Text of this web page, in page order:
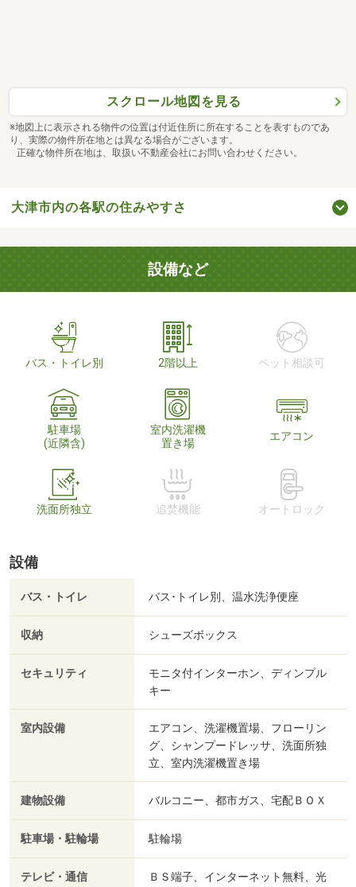
スクロール地図を見る
※地図上に表示される物件の位置は付近住所に所在することを表すものであ
り、実際の物件所在地とは異なる場合がございます。
正確な物件所在地は、取扱い不動産会社にお問い合わせください。
大津市内の各駅の住みやすさ
設備など
バス・トイレ別 2階以上 ペット相談可
駐車場
(近隣含)
室内洗濯機
置き場
エアコン
洗面所独立 追焚機能 オートロック
設備
バス・トイレ バス･トイレ別、温水洗浄便座
収納 シューズボックス
セキュリティ
モニタ付インターホン、ディンプル
キー
室内設備
エアコン、洗濯機置場、フローリン
グ、シャンプードレッサ、洗面所独
立、室内洗濯機置き場
建物設備 バルコニー、都市ガス、宅配ＢＯＸ
駐車場・駐輪場 駐輪場
テレビ・通信
ＢＳ端子、インターネット無料、光